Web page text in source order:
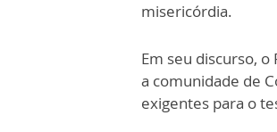
misericórdia.
Em seu discurso,
a comunidade de
exigentes para o